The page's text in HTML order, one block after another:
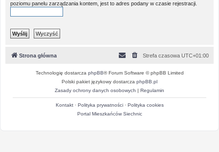
poziomu panelu zarządzania kontem, jest to adres podany w czasie rejestracji.
Strona główna Strefa czasowa UTC+01:00
Technologię dostarcza phpBB® Forum Software © phpBB Limited
Polski pakiet językowy dostarcza phpBB.pl
Zasady ochrony danych osobowych | Regulamin
Kontakt· Polityka prywatności· Polityka cookies
Portal Mieszkańców Siechnic